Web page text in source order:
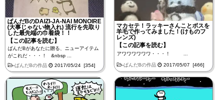
ぱんだBのDAIZI-JA-NAI MONOIRE
(大事じゃない物入れ) 流行を先取り
した最先端の巾着袋！！
【この記事を読む】
ぱんだBがあなたに贈る、ニューアイテム
がこれだ・・・！ &nbsp ...
2017/05/24 [354]
-ぱんだBの作品
マカセテ！ラッキーさんことボスを
羊毛で作ってみました！(けものフ
レンズ)
【この記事を読む】
アワワワワワワ・・・！ ...
2017/05/07 [466]
-ぱんだBの作品